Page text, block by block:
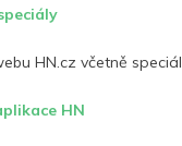
HN.cz včetně
HN